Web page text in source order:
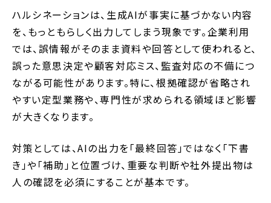
ハルシネーションは、生成AIが事実に基づかない内容
を、もっともらしく出力してしまう現象です。企業利用
では、誤情報がそのまま資料や回答として使われると、
誤った意思決定や顧客対応ミス、監査対応の不備につ
ながる可能性があります。特に、根拠確認が省略され
やすい定型業務や、専門性が求められる領域ほど影響
が大きくなります。
対策としては、AIの出力を「最終回答」ではなく「下書
き」や「補助」と位置づけ、重要な判断や社外提出物は
人の確認を必須にすることが基本です。